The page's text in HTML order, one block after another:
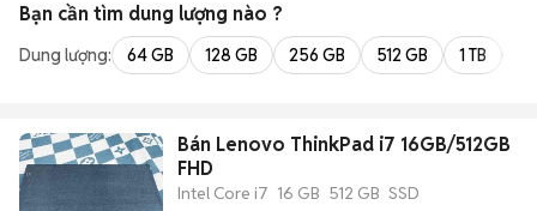
Bạn cần tìm dung lượng nào ?
Dung lượng: 64 GB 128 GB 256 GB 512 GB 1 TB
Bán Lenovo ThinkPad i7 16GB/512GB
FHD
Intel Core i7 16 GB 512 GB SSD